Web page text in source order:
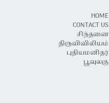
HOME
CONTACT US
சிந்தனை
திருவிவிலியம்
புதியமனிதர்
பூவுலகு